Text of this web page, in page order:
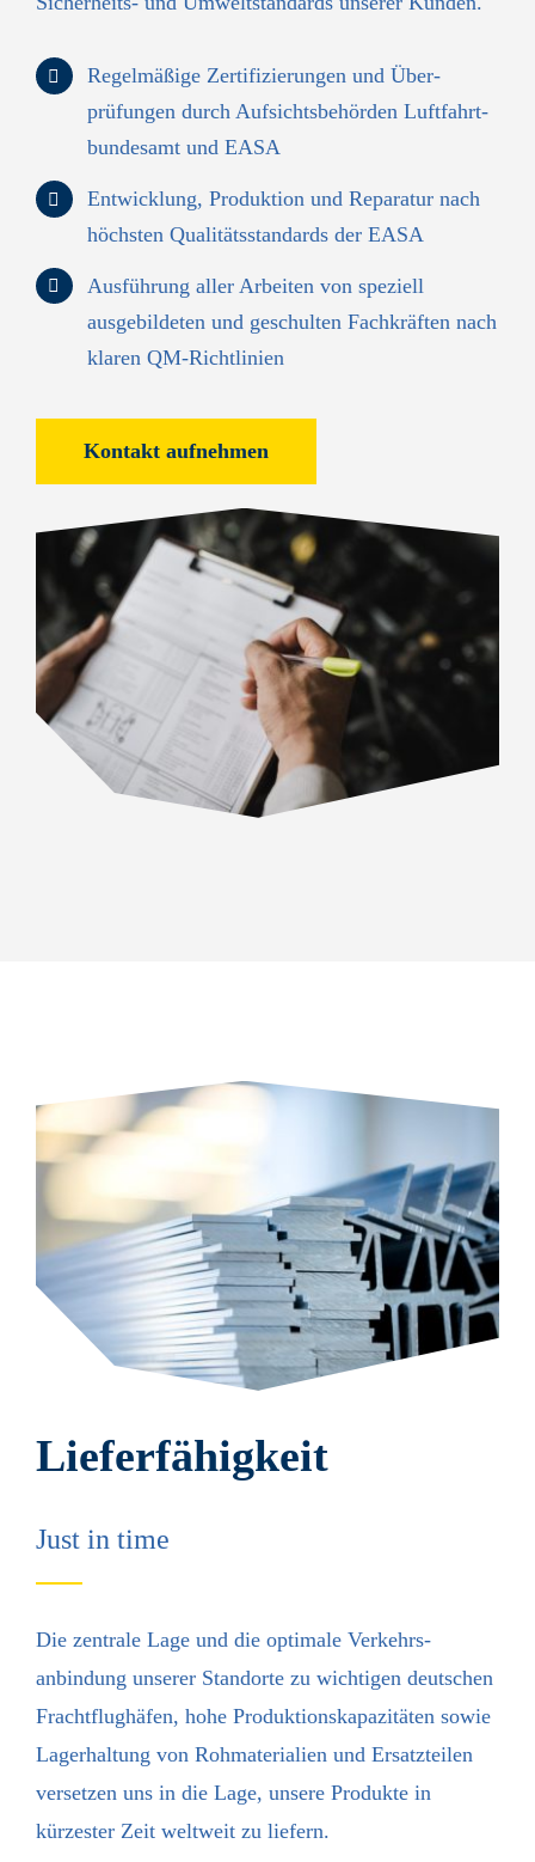
Regelmäßige Zertifizierungen und Über­
prüfungen durch Aufsichts­behörden Luftfahrt­
bundesamt und EASA
Entwicklung, Produktion und Reparatur nach
höchsten Qualitäts­standards der EASA
Ausführung aller Arbeiten von speziell
ausgebildeten und geschulten Fach­kräften nach
klaren QM-Richt­linien
Kontakt aufnehmen
Lieferfähigkeit
Just in time
Die zentrale Lage und die optimale Verkehrs­
anbindung unserer Standorte zu wichtigen deutschen
Fracht­flughäfen, hohe Produktions­kapazitäten sowie
Lager­haltung von Roh­materialien und Ersatz­teilen
versetzen uns in die Lage, unsere Produkte in
kürzester Zeit welt­weit zu liefern.